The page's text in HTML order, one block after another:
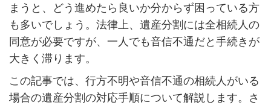
まうと、どう進めたら良いか分からず困っている方
も多いでしょう。法律上、遺産分割には全相続人の
同意が必要ですが、一人でも音信不通だと手続きが
大きく滞ります。
この記事では、行方不明や音信不通の相続人がいる
場合の遺産分割の対応手順について解説します。さ